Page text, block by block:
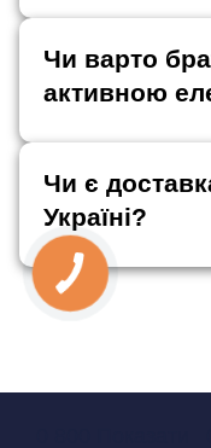
Чи варто
активною
Чи є
Україні?